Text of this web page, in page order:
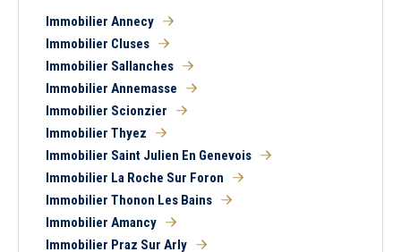
Immobilier Annecy
Immobilier Cluses
Immobilier Sallanches
Immobilier Annemasse
Immobilier Scionzier
Immobilier Thyez
Immobilier Saint Julien En Genevois
Immobilier La Roche Sur Foron
Immobilier Thonon Les Bains
Immobilier Amancy
Immobilier Praz Sur Arly